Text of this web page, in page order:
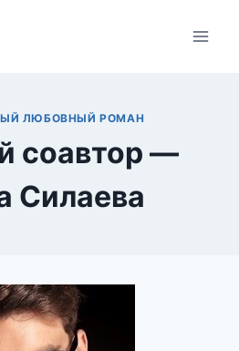
ЛЮБОВНЫЙ РОМАН
соавтор —
Силаева